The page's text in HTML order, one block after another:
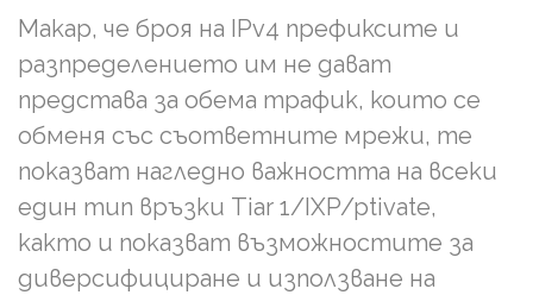
Макар, че броя на IPv4 префиксите и
разпределението им не дават
представа за обема трафик, които се
обменя със съответните мрежи, те
показват нагледно важността на всеки
един тип връзки Tiar 1/IXP/ptivate,
както и показват възможностите за
диверсифициране и използване на